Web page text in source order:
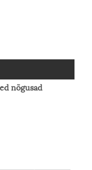
nõgusad